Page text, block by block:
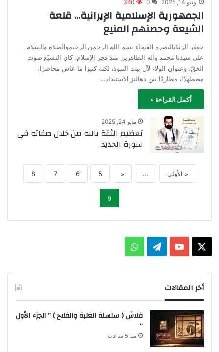
يونيو 14, 2025 0
340
الجمهورية الإسلامية الإيرانية… قلعة
الشيعة وحصنهم المنيع
جعفر الزنكيالبصرة الفيحاء بسم الله الرحمن الرحيموالصلاة والسلام
على سيدنا محمد وآله الطاهرين منذ فجر الإسلام، كان التشيّع صوت
الحقّ، وعنوان الولاء لآل بيت النبوة، لكنه كثيرًا ما عاش محاصرًا،
مضطهدًا، مطاردًا بين دهاليز الاستبداد…
أكمل القراءة »
مايو 24, 2025
تعظيم الثقة بالله من خلال صفاته في
سورة الحديد
« الأولى ...
«
5
6
7
8
9
يوتيوبتيلقرامواتساب
أخر المقالات
فلاش ( سلسلة الغلبة والفلاح ) ” الجزء الأول
“
منذ 5 ساعات